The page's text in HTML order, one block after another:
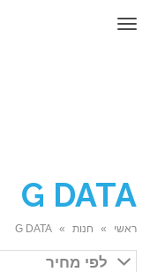
תפריט
G DATA
ראשי » חנות »
G DATA
לפי מחיר